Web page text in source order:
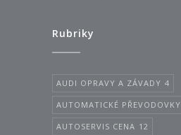
Rubriky
AUDI OPRAVY A ZÁVADY 4
AUTOMATICKÉ PŘEVODOVKY
AUTOSERVIS CENA 12